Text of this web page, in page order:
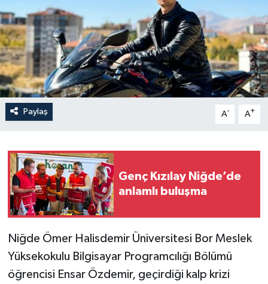
Paylaş A- A+
Genç Kızılay Niğde’de
anlamlı buluşma
Niğde Ömer Halisdemir Üniversitesi Bor Meslek
Yüksekokulu Bilgisayar Programcılığı Bölümü
öğrencisi Ensar Özdemir, geçirdiği kalp krizi